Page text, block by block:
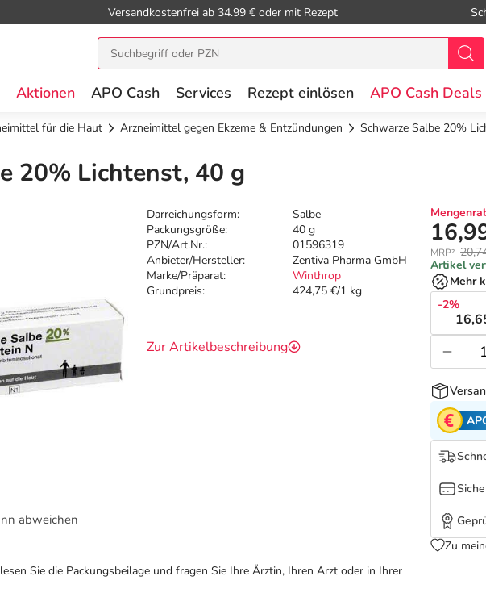
Versandkostenfrei ab 34.99 € oder mit Rezept
Aktionen APO Cash Services Rezept einlösen APO Cash Deals
für die Haut Arzneimittel gegen Ekzeme & Entzündungen Schwarze Salbe 20%
20% Lichtenst, 40 g
abweichen
Darreichungsform:
Salbe
Packungsgröße:
40 g
PZN/Art.Nr.:
01596319
Anbieter/Hersteller:
Zentiva Pharma GmbH
Marke/Präparat:
Winthrop
Grundpreis:
424,75 €/1 kg
Zur Artikelbeschreibung
MRP²
Artikel
Mehr
-2%
Zu
Sie die Packungsbeilage und fragen Sie Ihre Ärztin, Ihren Arzt oder in Ihrer